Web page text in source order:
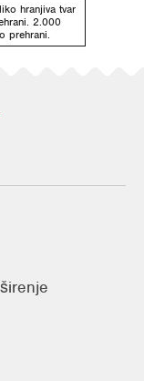
hranjiva tvar
2.000
prehrani.